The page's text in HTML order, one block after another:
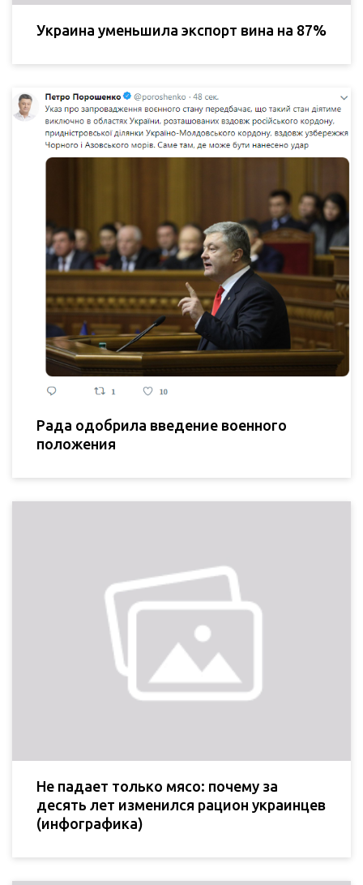
Украина уменьшила экспорт вина на 87%
Рада одобрила введение военного
положения
Не падает только мясо: почему за
десять лет изменился рацион украинцев
(инфографика)